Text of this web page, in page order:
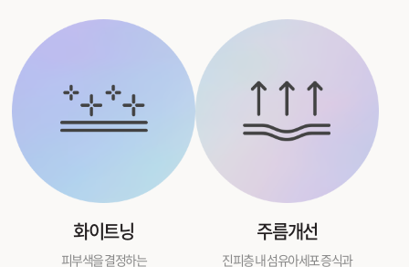
화이트닝
피부색을 결정하는
주름개선
진피층 내 섬유아세포 증식과